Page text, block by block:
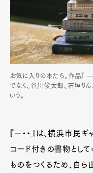
Pen
お気に入りの本たち。作品『
でなく、谷川俊太郎、石垣り
いう。
『ー・・』は、横浜市民
コード付きの書物として
ものをつくるため、自